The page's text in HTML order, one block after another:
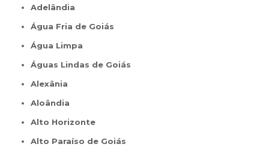
Adelândia
Água Fria de Goiás
Água Limpa
Águas Lindas de Goiás
Alexânia
Aloândia
Alto Horizonte
Alto Paraíso de Goiás